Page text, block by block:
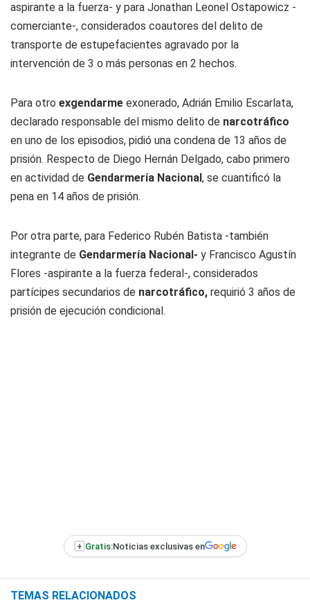
aspirante a la fuerza- y para Jonathan Leonel Ostapowicz -
comerciante-, considerados coautores del delito de
transporte de estupefacientes agravado por la
intervención de 3 o más personas en 2 hechos.
Para otro exgendarme exonerado, Adrián Emilio Escarlata,
declarado responsable del mismo delito de narcotráfico
en uno de los episodios, pidió una condena de 13 años de
prisión. Respecto de Diego Hernán Delgado, cabo primero
en actividad de Gendarmería Nacional , se cuantificó la
pena en 14 años de prisión.
Por otra parte, para Federico Rubén Batista -también
integrante de Gendarmería Nacional- y Francisco Agustín
Flores -aspirante a la fuerza federal-, considerados
partícipes secundarios de narcotráfico, requirió 3 años de
prisión de ejecución condicional.
+ Gratis:Noticias exclusivas en
TEMAS RELACIONADOS